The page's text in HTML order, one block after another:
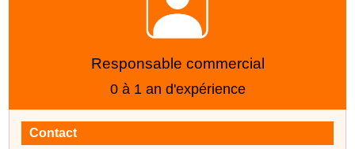
Responsable commercial
0 à 1 an d'expérience
Contact